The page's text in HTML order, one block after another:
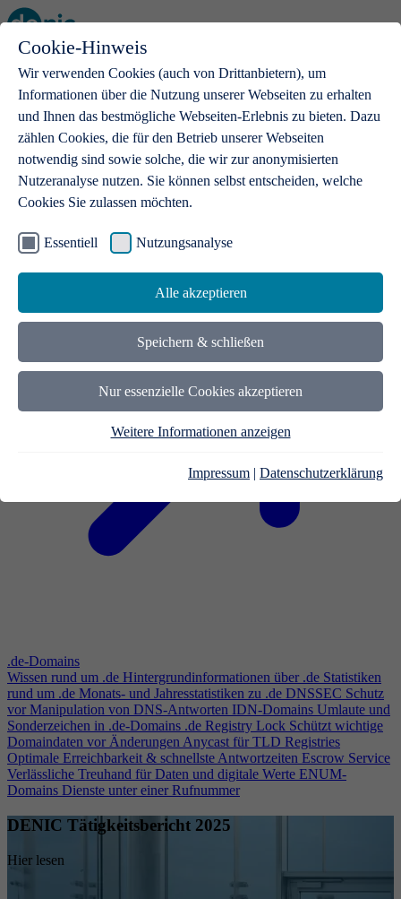
Cookie-Hinweis
Wir verwenden Cookies (auch von Drittanbietern), um
Informationen über die Nutzung unserer Webseiten zu erhalten
und Ihnen das bestmögliche Webseiten-Erlebnis zu bieten. Dazu
zählen Cookies, die für den Betrieb unserer Webseiten
notwendig sind sowie solche, die wir zur anonymisierten
Nutzeranalyse nutzen. Sie können selbst entscheiden, welche
Cookies Sie zulassen möchten.
Essentiell Nutzungsanalyse
Alle akzeptieren
Speichern & schließen
Nur essenzielle Cookies akzeptieren
Weitere Informationen anzeigen
Impressum | Datenschutzerklärung
Open main menu
.de-Domains
Mit einer .de-Domain erhalten Ideen eine Bühne
.de-Domains
Wissen rund um .de Hintergrundinformationen über .de Statistiken
rund um .de Monats- und Jahresstatistiken zu .de DNSSEC Schutz
vor Manipulation von DNS-Antworten IDN-Domains Umlaute und
Sonderzeichen in .de-Domains .de Registry Lock Schützt wichtige
Domaindaten vor ÄnderungenAnycast für TLD Registries
Optimale Erreichbarkeit & schnellste Antwortzeiten Escrow Service
Verlässliche Treuhand für Daten und digitale Werte ENUM-
Domains Dienste unter einer Rufnummer
DENIC Tätigkeitsbericht 2025
Hier lesen